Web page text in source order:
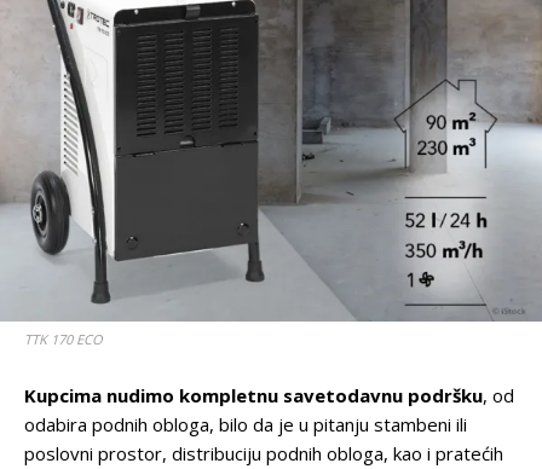
TTK 170 ECO
Kupcima nudimo kompletnu savetodavnu podršku, od
odabira podnih obloga, bilo da je u pitanju stambeni ili
poslovni prostor, distribuciju podnih obloga, kao i pratećih